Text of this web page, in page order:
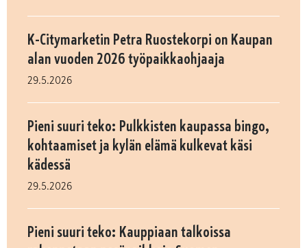
K-Citymarketin Petra Ruostekorpi on Kaupan
alan vuoden 2026 työpaikkaohjaaja
29.5.2026
Pieni suuri teko: Pulkkisten kaupassa bingo,
kohtaamiset ja kylän elämä kulkevat käsi
kädessä
29.5.2026
Pieni suuri teko: Kauppiaan talkoissa